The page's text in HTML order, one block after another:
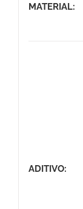
MATERIAL:
ADITIVO: